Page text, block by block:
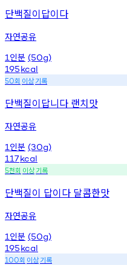
단백질이답이다
자연공유
1 인분 (50g)
195kcal
50회 이상기록
단백질이답니다 랜치맛
자연공유
1 인분 (30g)
117kcal
5천회 이상기록
단백질이 답이다 달콤한맛
자연공유
1 인분 (50g)
195kcal
100회 이상기록